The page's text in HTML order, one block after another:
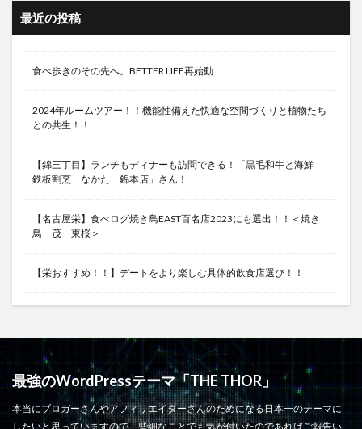
最近の投稿
食べ歩きのその先へ。BETTER LIFE再始動
2024年ルームツアー！！機能性備えた快適な空間づくりと植物たち
との共生！！
【錦三丁目】ランチもディナーも訪問できる！「黒毛和牛と海鮮
鉄板割烹 なかた 錦本店」さん！
【名古屋栄】食べログ焼き鳥EAST百名店2023にも選出！！＜焼き
鳥 茂 東桜＞
【栄おすすめ！！】デートをより楽しむ具体的飲食店選び！！
最強のWordPressテーマ「THE THOR」
本当にブロガーさんやアフィリエイターさんのためになる日本一のテーマに
したいと思っていますので、些細なことでも気が付いたのであればご報告い